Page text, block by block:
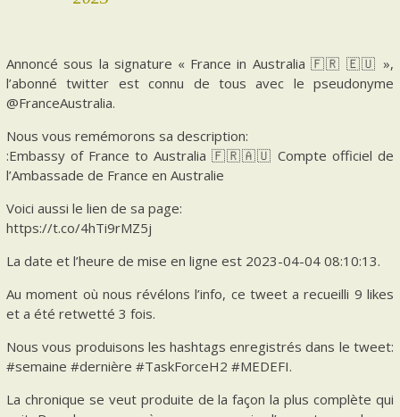
Annoncé sous la signature « France in Australia 🇫🇷 🇪🇺 »,
l’abonné twitter est connu de tous avec le pseudonyme
@FranceAustralia.
Nous vous remémorons sa description:
:Embassy of France to Australia 🇫🇷🇦🇺 Compte officiel de
l’Ambassade de France en Australie
Voici aussi le lien de sa page:
https://t.co/4hTi9rMZ5j
La date et l’heure de mise en ligne est 2023-04-04 08:10:13.
Au moment où nous révélons l’info, ce tweet a recueilli 9 likes
et a été retwetté 3 fois.
Nous vous produisons les hashtags enregistrés dans le tweet:
#semaine #dernière #TaskForceH2 #MEDEFI.
La chronique se veut produite de la façon la plus complète qui